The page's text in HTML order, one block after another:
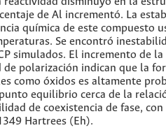
de Al incrementó. La
química de este compuesto
Se encontró
simulados. El incremento de
polarización indican que la
como óxidos es altamente
equilibrio cerca de la
de coexistencia de fase, con
Hartrees (Eh).